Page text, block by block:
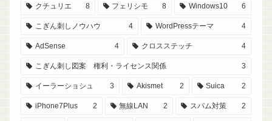
クチュリエ 8 フェリシモ 8 Windows10 6
こぎん刺しノウハウ 4 WordPressテーマ 4
AdSense 4 クロスステッチ 4
こぎん刺し図案 権利・ライセンス関係 3
イーラーショシュ 3 Akismet 2 Suica 2
iPhone7Plus 2 無線LAN 2 スパム対策 2